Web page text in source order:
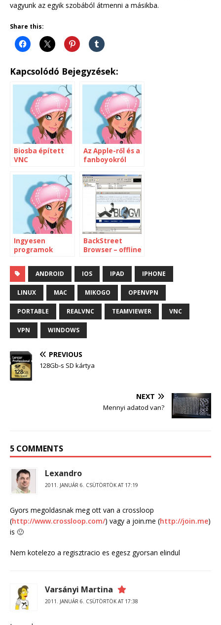
vagyunk az egyik szobából átmenni a másikba.
Share this:
Kapcsolódó Bejegyzések:
Biosba épített
VNC
Az Apple-ről és a
fanboyokról
Ingyesen
programok
BackStreet
Browser – offline
ANDROID IOS IPAD IPHONE
LINUX MAC MIKOGO OPENVPN
PORTABLE REALVNC TEAMVIEWER VNC
VPN WINDOWS
PREVIOUS
128Gb-s SD kártya
NEXT
Mennyi adatod van?
5 COMMENTS
Lexandro
2011. JANUÁR 6. CSÜTÖRTÖK AT 17:19
Gyors megoldasnak meg ott van a crossloop
(http://www.crossloop.com/) vagy a join.me (http://join.me)
is 🙂
Nem kotelezo a regisztracio es egesz gyorsan elindul
Varsányi Martina
2011. JANUÁR 6. CSÜTÖRTÖK AT 17:38